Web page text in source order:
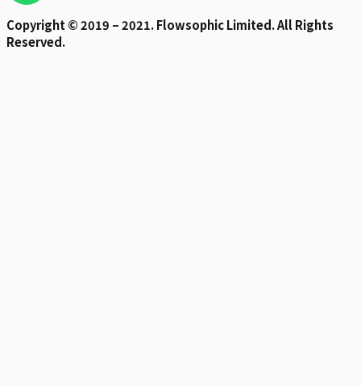
Copyright © 2019 – 2021. Flowsophic Limited. All Rights
Reserved.